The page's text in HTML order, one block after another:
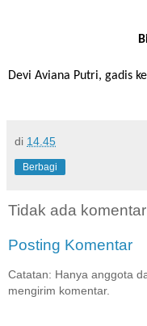
Devi Aviana Putri, gadis
di 14.45
Berbagi
Tidak ada
Posting Komentar
Catatan: Hanya anggota
mengirim komentar.